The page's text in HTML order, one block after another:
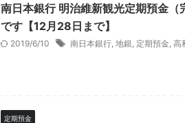
南日本銀行 明治維新観光定期預金
です【12月28日まで】
2019/6/10 南日本銀行, 地銀, 定期預金, 高
定期預金